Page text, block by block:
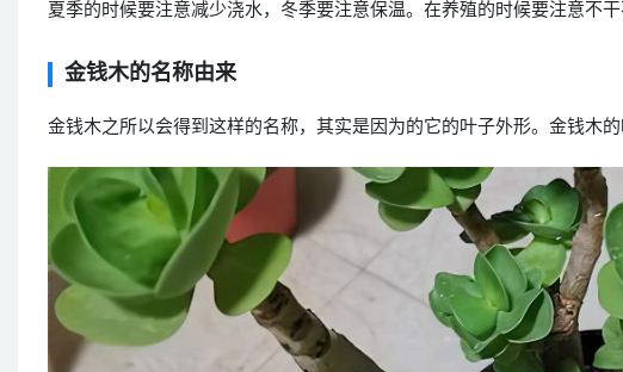
夏季的时候要注意减少浇水，冬季要注意保温。在养殖的时候要注意不干
金钱木的名称由来
金钱木之所以会得到这样的名称，其实是因为的它的叶子外形。金钱木